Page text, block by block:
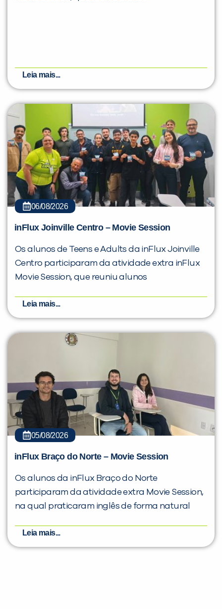
Leia mais...
06/08/2026
inFlux Joinville Centro – Movie Session
Os alunos de Teens e Adults da inFlux Joinville
Centro participaram da atividade extra inFlux
Movie Session, que reuniu alunos
Leia mais...
05/08/2026
inFlux Braço do Norte – Movie Session
Os alunos da inFlux Braço do Norte
participaram da atividade extra Movie Session,
na qual praticaram inglês de forma natural
Leia mais...